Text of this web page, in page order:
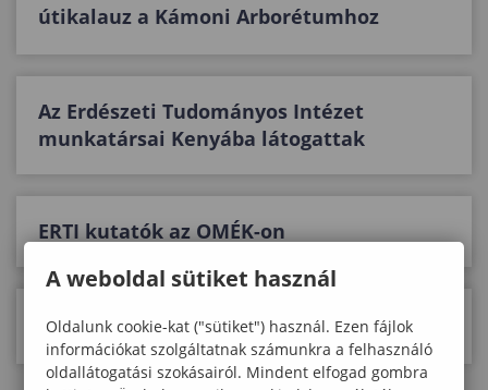
útikalauz a Kámoni Arborétumhoz
Az Erdészeti Tudományos Intézet
munkatársai Kenyába látogattak
ERTI kutatók az OMÉK-on
Csemeteápoló munkatársat keresünk
A weboldal sütiket használ
Oldalunk cookie-kat ("sütiket") használ. Ezen fájlok
információkat szolgáltatnak számunkra a felhasználó
oldallátogatási szokásairól. Mindent elfogad gombra